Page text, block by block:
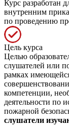
Курс разработан
внутренним
по проведению
Цель курса
Целью
слушателей или
рамках
компетенции,
деятельности по
пожарной
слушатели